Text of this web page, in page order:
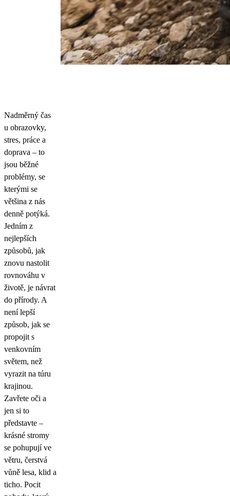
Nadměrný čas
u obrazovky,
stres, práce a
doprava – to
jsou běžné
problémy, se
kterými se
většina z nás
denně potýká.
Jedním z
nejlepších
způsobů, jak
znovu nastolit
rovnováhu v
životě, je návrat
do přírody. A
není lepší
způsob, jak se
propojit s
venkovním
světem, než
vyrazit na túru
krajinou.
Zavřete oči a
jen si to
představte –
krásné stromy
se pohupují ve
větru, čerstvá
vůně lesa, klid a
ticho. Pocit